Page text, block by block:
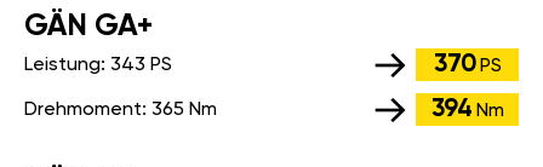
GÄN GA+
Leistung: 343 PS 370 PS
Drehmoment: 365 Nm 394 Nm